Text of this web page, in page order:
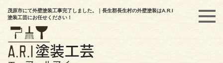
茂原市にて外壁塗装工事完了しました。｜長生郡長生村の外壁塗装はA.R.I
塗装工芸にお任せください！